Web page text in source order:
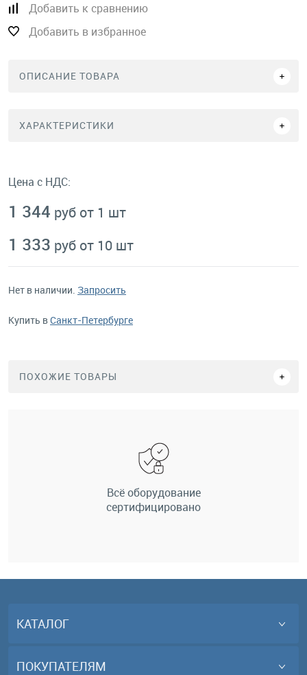
Добавить к сравнению
Добавить в избранное
ОПИСАНИЕ ТОВАРА
ХАРАКТЕРИСТИКИ
Цена с НДС:
1 344 руб от 1 шт
1 333 руб от 10 шт
Нет в наличии. Запросить
Купить вСанкт-Петербурге
ПОХОЖИЕ ТОВАРЫ
Всё оборудование
сертифицировано
КАТАЛОГ
ПОКУПАТЕЛЯМ